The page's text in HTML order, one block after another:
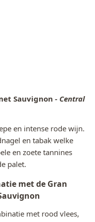
Sauvignon - Central
en intense rode wijn.
en tabak welke
en zoete tannines
palet.
met de Gran
met rood vlees,